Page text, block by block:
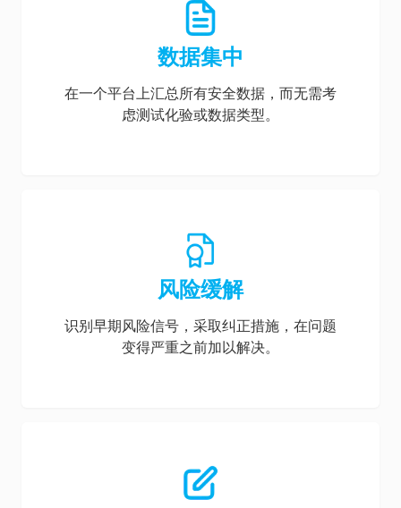
数据集中
在一个平台上汇总所有安全数据，而无需考
虑测试化验或数据类型。
风险缓解
识别早期风险信号，采取纠正措施，在问题
变得严重之前加以解决。